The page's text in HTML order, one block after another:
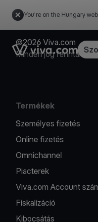
You're on the Hungary
Link to the homepage
©2026 Viva.com
Minden jog fenntartva
Termékek
Személyes fizetés
Online fizetés
Omnichannel
Piacterek
Viva.com Account
Fiskalizáció
Kibocsátás